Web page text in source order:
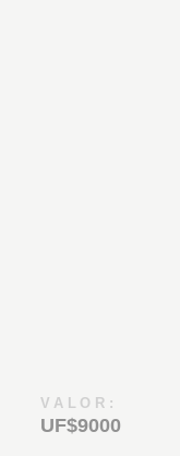
VALOR:
UF$9000